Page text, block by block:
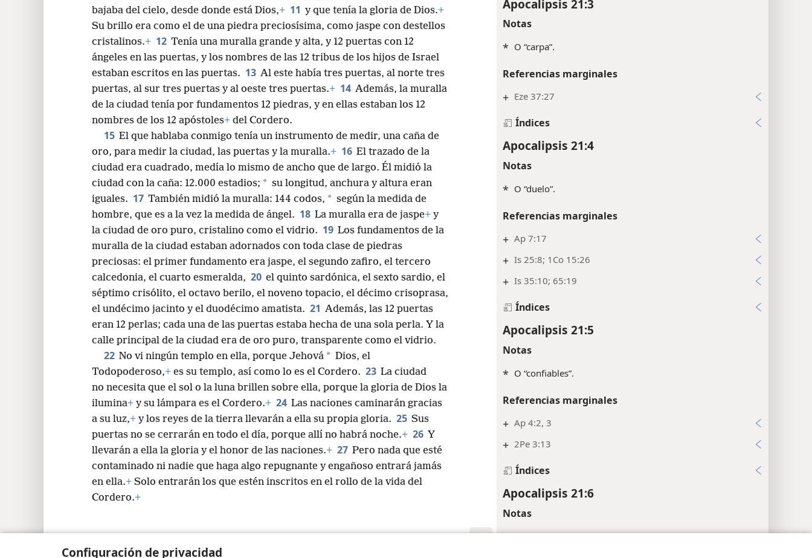
Configuración de privacidad
Apocalipsis 21:3
Notas
* O “carpa”.
Referencias marginales
+ Eze 37:27
Índices
Apocalipsis 21:4
Notas
* O “duelo”.
Referencias marginales
+ Ap 7:17
+ Is 25:8; 1Co 15:26
+ Is 35:10; 65:19
Índices
Apocalipsis 21:5
Notas
* O “confiables”.
Referencias marginales
+ Ap 4:2, 3
+ 2Pe 3:13
Índices
Apocalipsis 21:6
Notas
* O “la A y la Z”.Alfayomegason, respectivamente, la
bajaba del cielo, desde donde está Dios,+ 11 y que tenía la gloria de Dios.+
Su brillo era como el de una piedra preciosísima, como jaspe con destellos
cristalinos.+ 12 Tenía una muralla grande y alta, y 12 puertas con 12
ángeles en las puertas, y los nombres de las 12 tribus de los hijos de Israel
estaban escritos en las puertas. 13 Al este había tres puertas, al norte tres
puertas, al sur tres puertas y al oeste tres puertas.+ 14 Además, la muralla
de la ciudad tenía por fundamentos 12 piedras, y en ellas estaban los 12
nombres de los 12 apóstoles+ del Cordero.
15 El que hablaba conmigo tenía un instrumento de medir, una caña de
oro, para medir la ciudad, las puertas y la muralla.+ 16 El trazado de la
ciudad era cuadrado, medía lo mismo de ancho que de largo. Él midió la
ciudad con la caña: 12.000 estadios; * su longitud, anchura y altura eran
iguales. 17 También midió la muralla: 144 codos, * según la medida de
hombre, que es a la vez la medida de ángel. 18 La muralla era de jaspe+ y
la ciudad de oro puro, cristalino como el vidrio. 19 Los fundamentos de la
muralla de la ciudad estaban adornados con toda clase de piedras
preciosas: el primer fundamento era jaspe, el segundo zafiro, el tercero
calcedonia, el cuarto esmeralda, 20 el quinto sardónica, el sexto sardio, el
séptimo crisólito, el octavo berilo, el noveno topacio, el décimo crisoprasa,
el undécimo jacinto y el duodécimo amatista. 21 Además, las 12 puertas
eran 12 perlas; cada una de las puertas estaba hecha de una sola perla. Y la
calle principal de la ciudad era de oro puro, transparente como el vidrio.
22 No vi ningún templo en ella, porque Jehová * Dios, el
Todopoderoso,+ es su templo, así como lo es el Cordero. 23 La ciudad
no necesita que el sol o la luna brillen sobre ella, porque la gloria de Dios la
ilumina+ y su lámpara es el Cordero.+ 24 Las naciones caminarán gracias
a su luz,+ y los reyes de la tierra llevarán a ella su propia gloria. 25 Sus
puertas no se cerrarán en todo el día, porque allí no habrá noche.+ 26 Y
llevarán a ella la gloria y el honor de las naciones.+ 27 Pero nada que esté
contaminado ni nadie que haga algo repugnante y engañoso entrará jamás
en ella.+ Solo entrarán los que estén inscritos en el rollo de la vida del
Cordero.+